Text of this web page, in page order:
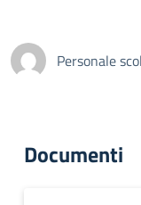
Personale
Documenti